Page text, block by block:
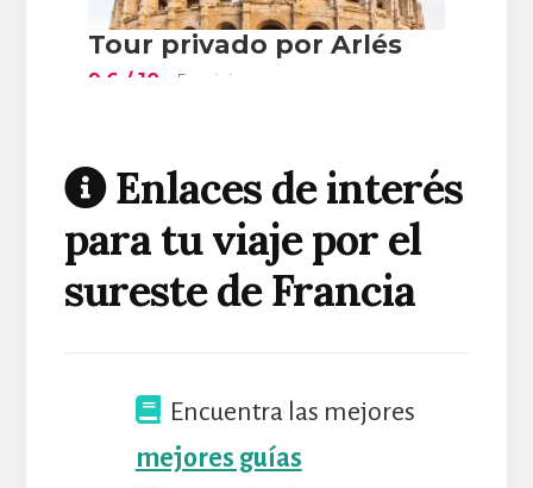
Enlaces de interés
para tu viaje por el
sureste de Francia
Encuentra las mejores
mejores guías